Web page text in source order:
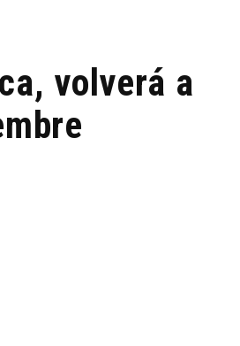
volverá a